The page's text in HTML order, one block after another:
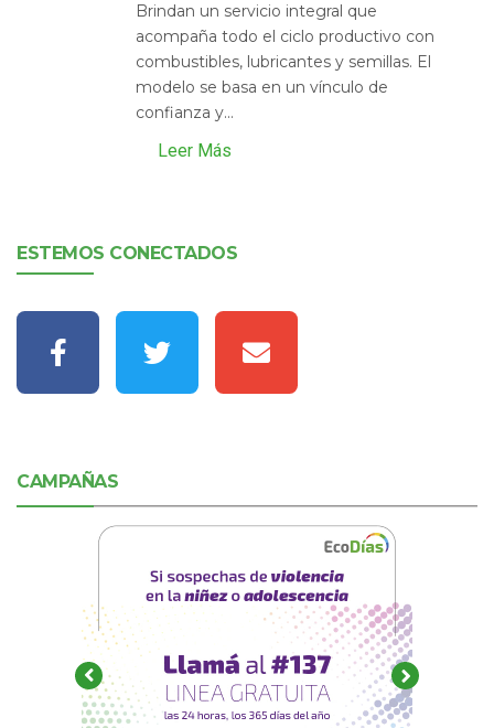
Brindan un servicio integral que
acompaña todo el ciclo productivo con
combustibles, lubricantes y semillas. El
modelo se basa en un vínculo de
confianza y...
Leer Más
ESTEMOS CONECTADOS
CAMPAÑAS